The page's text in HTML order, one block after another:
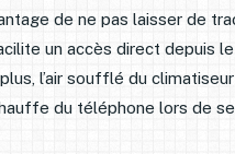
de ne pas laisser de
un accès direct depuis
l’air soufflé du
du téléphone lors de